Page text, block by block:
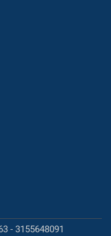
- 3155648091